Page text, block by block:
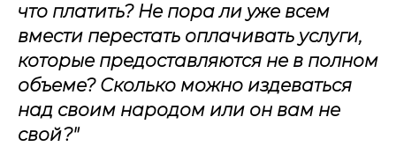
что платить? Не пора ли уже всем
вмести перестать оплачивать услуги,
которые предоставляются не в полном
объеме? Сколько можно издеваться
над своим народом или он вам не
свой?"